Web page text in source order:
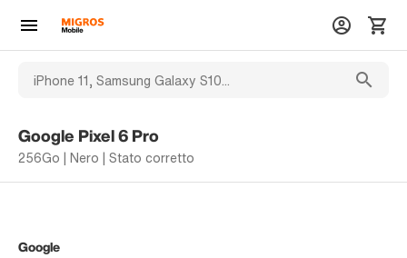
Google Pixel 6 Pro
256Go | Nero | Stato corretto
Google